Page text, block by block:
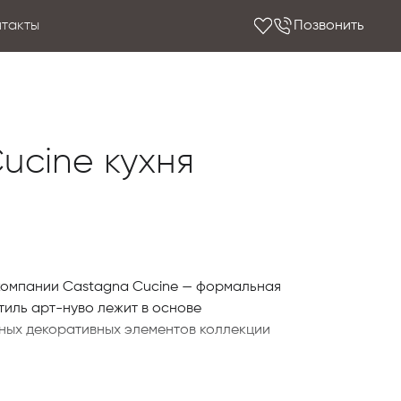
Позвонить
кухня
Castagna Cucine — формальная
арт-нуво лежит в основе
декоративных элементов коллекции
одной, классической, отличающейся